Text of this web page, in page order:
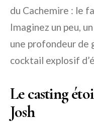
du Cachemire : le
Imaginez un peu,
une profondeur de
cocktail explosif
Le casting
Josh